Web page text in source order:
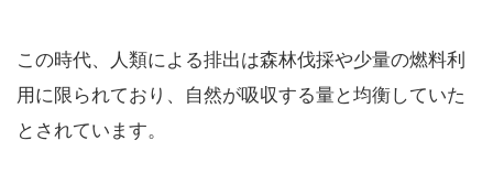
この時代、人類による排出は森林伐採や少量の燃料利
用に限られており、自然が吸収する量と均衡していた
とされています。